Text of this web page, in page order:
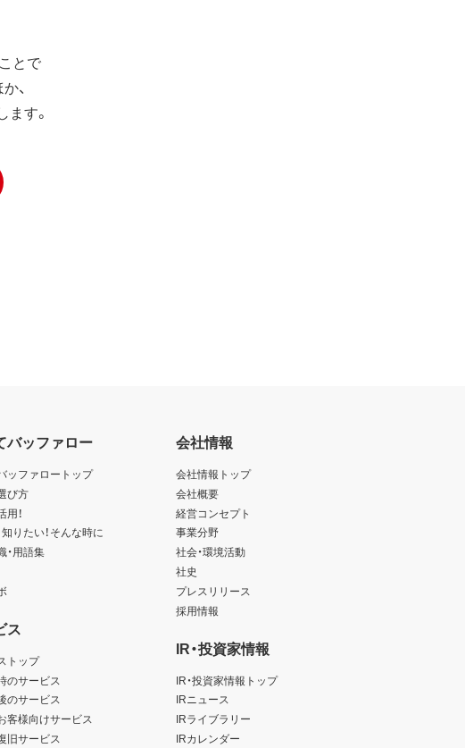
とで
、
す。
バッファロー
ッファロートップ
び方
用！
知りたい！そんな時に
・用語集
ス
トップ
のサービス
のサービス
客様向けサービス
旧サービス
会社情報
会社情報トップ
会社概要
経営コンセプト
事業分野
社会・環境活動
社史
プレスリリース
採用情報
IR・投資家情報
IR・投資家情報トップ
IRニュース
IRライブラリー
IRカレンダー